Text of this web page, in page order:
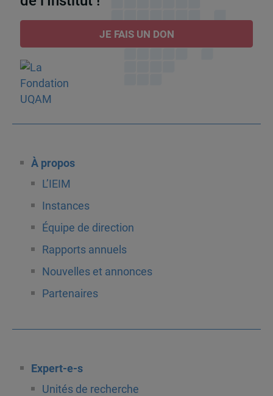
JE FAIS UN DON
À propos
L’IEIM
Instances
Équipe de direction
Rapports annuels
Nouvelles et annonces
Partenaires
Expert-e-s
Unités de recherche